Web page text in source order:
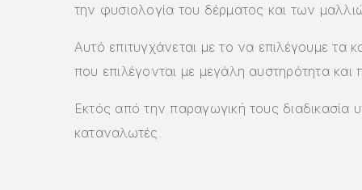
την φυσιολογία του δέρματος και των
Αυτό επιτυγχάνεται με το να επιλέγουμε τα
που επιλέγονται με μεγάλη αυστηρότητα
Εκτός από την παραγωγική τους διαδικασία
καταναλωτές.